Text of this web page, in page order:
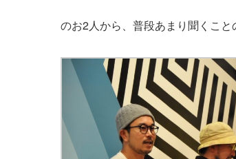
のお2人から、普段あまり聞くこ